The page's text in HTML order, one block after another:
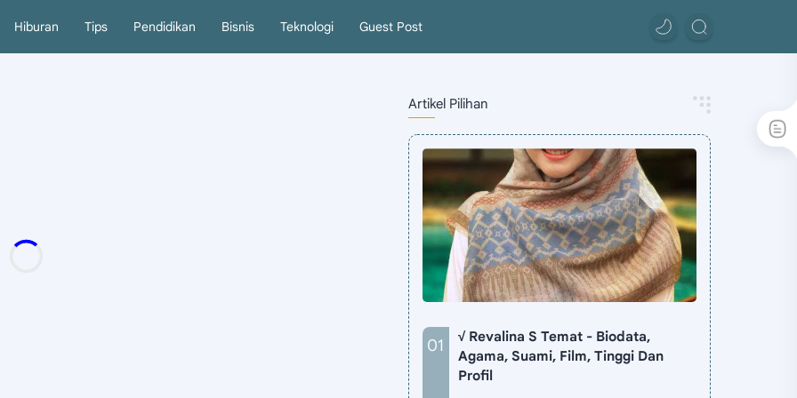
Hiburan Tips Pendidikan Bisnis Teknologi Guest Post
Artikel Pilihan
√ Revalina S Temat - Biodata,
Agama, Suami, Film, Tinggi Dan
Profil